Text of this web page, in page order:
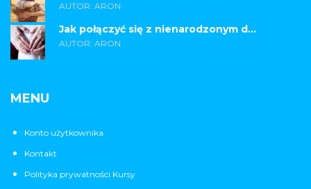
AUTOR: ARON
Jak połączyć się z nienarodzonym d...
AUTOR: ARON
MENU
Konto użytkownika
Kontakt
Polityka prywatności Kursy